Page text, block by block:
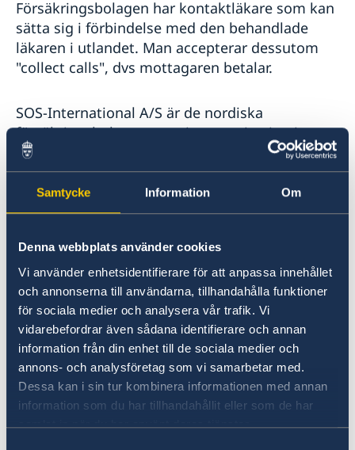
Samtycke Information Om
Denna webbplats använder cookies
Vi använder enhetsidentifierare för att anpassa innehållet
och annonserna till användarna, tillhandahålla funktioner
för sociala medier och analysera vår trafik. Vi
vidarebefordrar även sådana identifierare och annan
information från din enhet till de sociala medier och
annons- och analysföretag som vi samarbetar med.
Dessa kan i sin tur kombinera informationen med annan
information som du har tillhandahållit eller som de har
samlat in när du har använt deras tjänster.
Försäkringsbolagen har kontaktläkare som kan
sätta sig i förbindelse med den behandlade
läkaren i utlandet. Man accepterar dessutom
"collect calls", dvs mottagaren betalar.
SOS-International A/S är de nordiska
försäkringsbolagens serviceorganisation i
samband med utlandsskador. Syftet med
verksamheten är att hjälpa utlandsresenärer på
de nordiska försäkringsbolagens vägnar.
Nitivej 6
DK-2000 Fredriksberg
Tel: +45 70 10 50 55
Larmcentralen: +45 70 10 50 50
E-post: sos@sos.eu
www.sos.eu/se/
Falck Global Assistance